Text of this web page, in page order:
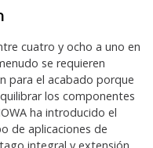
cuatro y ocho a uno en
se requieren
para el acabado porque
los componentes
ha introducido el
de aplicaciones de